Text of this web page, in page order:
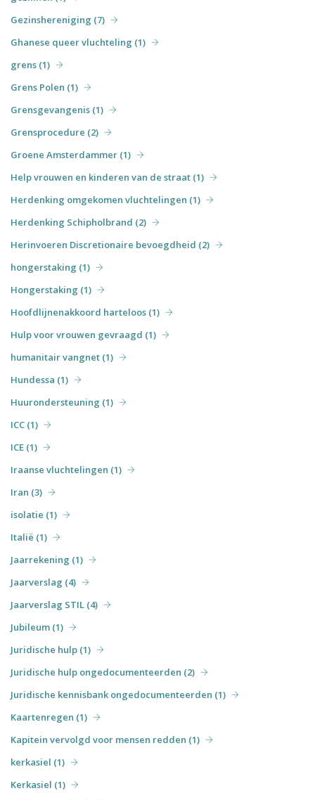
Gezinshereniging (7)
Ghanese queer vluchteling (1)
grens (1)
Grens Polen (1)
Grensgevangenis (1)
Grensprocedure (2)
Groene Amsterdammer (1)
Help vrouwen en kinderen van de straat (1)
Herdenking omgekomen vluchtelingen (1)
Herdenking Schipholbrand (2)
Herinvoeren Discretionaire bevoegdheid (2)
hongerstaking (1)
Hongerstaking (1)
Hoofdlijnenakkoord harteloos (1)
Hulp voor vrouwen gevraagd (1)
humanitair vangnet (1)
Hundessa (1)
Huurondersteuning (1)
ICC (1)
ICE (1)
Iraanse vluchtelingen (1)
Iran (3)
isolatie (1)
Italië (1)
Jaarrekening (1)
Jaarverslag (4)
Jaarverslag STIL (4)
Jubileum (1)
Juridische hulp (1)
Juridische hulp ongedocumenteerden (2)
Juridische kennisbank ongedocumenteerden (1)
Kaartenregen (1)
Kapitein vervolgd voor mensen redden (1)
kerkasiel (1)
Kerkasiel (1)